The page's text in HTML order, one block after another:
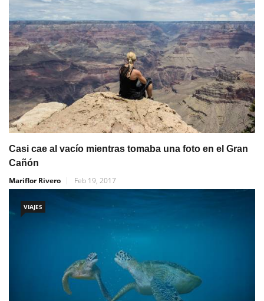
Casi cae al vacío mientras tomaba una foto en el Gran
Cañón
Mariflor Rivero
Feb 19, 2017
VIAJES